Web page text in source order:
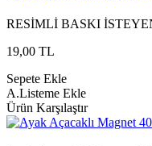
RESİMLİ BASKI
19,00 TL
Sepete Ekle
A.Listeme Ekle
Ürün Karşılaştır